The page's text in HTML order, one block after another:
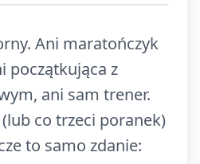
Ani maratończyk
początkująca z
ani sam trener.
co trzeci poranek)
to samo zdanie: